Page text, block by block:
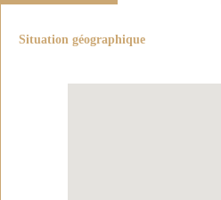
Situation géographique